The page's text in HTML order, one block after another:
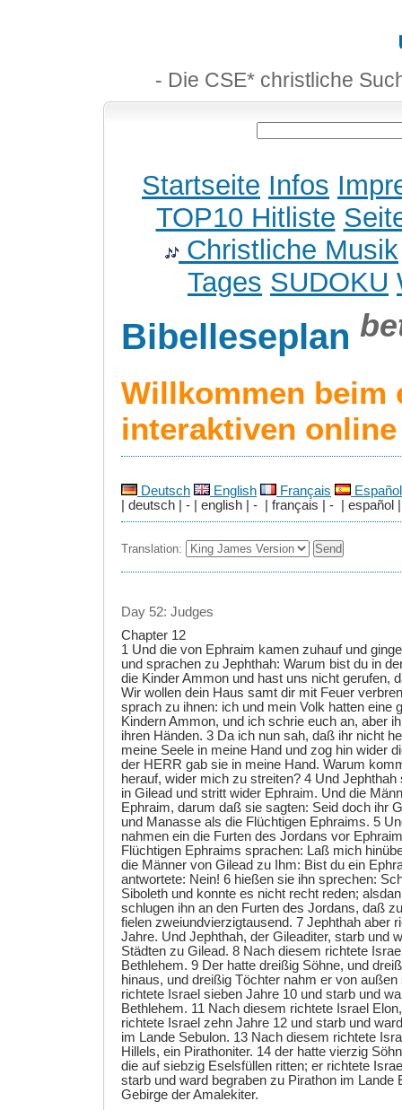
- Die CSE* christliche
Startseite Infos
TOP10 Hitliste
Christliche Musik
Tages SUDOKU
Bibelleseplan
Willkommen beim
interaktiven
Deutsch English Français
Español
| deutsch | - | english | - | français | - | español |
Translation:
Day 52: Judges
Chapter 12
1 Und die von Ephraim kamen zuhauf und
und sprachen zu Jephthah: Warum bist du in
die Kinder Ammon und hast uns nicht gerufen,
Wir wollen dein Haus samt dir mit Feuer
sprach zu ihnen: ich und mein Volk hatten eine
Kindern Ammon, und ich schrie euch an, aber
ihren Händen. 3 Da ich nun sah, daß ihr nicht
meine Seele in meine Hand und zog hin wider
der HERR gab sie in meine Hand. Warum
herauf, wider mich zu streiten? 4 Und
in Gilead und stritt wider Ephraim. Und die
Ephraim, darum daß sie sagten: Seid doch ihr
und Manasse als die Flüchtigen Ephraims. 5
nahmen ein die Furten des Jordans vor
Flüchtigen Ephraims sprachen: Laß mich
die Männer von Gilead zu Ihm: Bist du ein
antwortete: Nein! 6 hießen sie ihn sprechen:
Siboleth und konnte es nicht recht reden;
schlugen ihn an den Furten des Jordans, daß
fielen zweiundvierzigtausend. 7 Jephthah aber
Jahre. Und Jephthah, der Gileaditer, starb und
Städten zu Gilead. 8 Nach diesem richtete
Bethlehem. 9 Der hatte dreißig Söhne, und
hinaus, und dreißig Töchter nahm er von
richtete Israel sieben Jahre 10 und starb und
Bethlehem. 11 Nach diesem richtete Israel
richtete Israel zehn Jahre 12 und starb und
im Lande Sebulon. 13 Nach diesem richtete
Hillels, ein Pirathoniter. 14 der hatte vierzig
die auf siebzig Eselsfüllen ritten; er richtete
starb und ward begraben zu Pirathon im Lande
Gebirge der Amalekiter.